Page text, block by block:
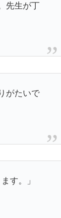
先生が丁
がたいで
す。」